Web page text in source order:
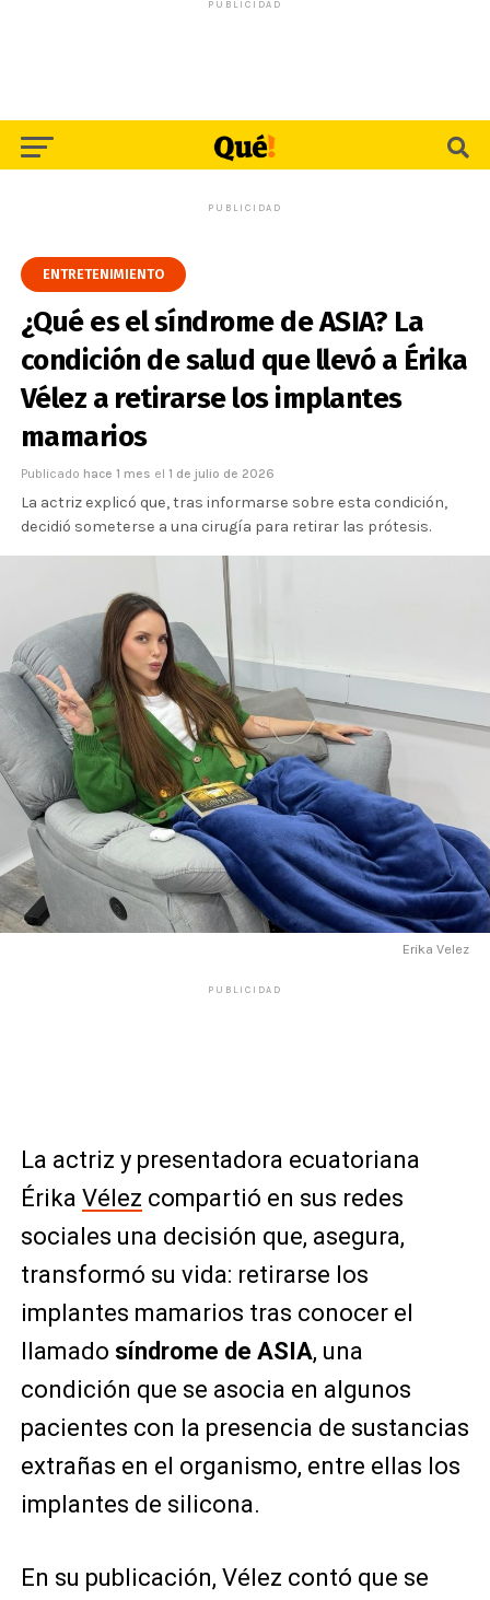
PUBLICIDAD
PUBLICIDAD
ENTRETENIMIENTO
¿Qué es el síndrome de ASIA? La
condición de salud que llevó a Érika
Vélez a retirarse los implantes
mamarios
Publicado hace 1 mes el 1 de julio de 2026
La actriz explicó que, tras informarse sobre esta condición,
decidió someterse a una cirugía para retirar las prótesis.
Erika Velez
PUBLICIDAD
La actriz y presentadora ecuatoriana
Érika Vélez compartió en sus redes
sociales una decisión que, asegura,
transformó su vida: retirarse los
implantes mamarios tras conocer el
llamado síndrome de ASIA, una
condición que se asocia en algunos
pacientes con la presencia de sustancias
extrañas en el organismo, entre ellas los
implantes de silicona.
En su publicación, Vélez contó que se